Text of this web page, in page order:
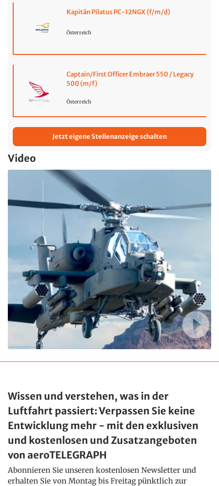
Kapitän Pilatus PC-12NGX (f/m/d)
Österreich
Captain/First Officer Embraer 550 / Legacy
500 (m/f)
Österreich
Jetzt eigene Stellenanzeige schalten
Video
Wissen und verstehen, was in der
Luftfahrt passiert: Verpassen Sie keine
Entwicklung mehr - mit den exklusiven
und kostenlosen und Zusatzangeboten
von aeroTELEGRAPH
Abonnieren Sie unseren kostenlosen Newsletter und
erhalten Sie von Montag bis Freitag pünktlich zur